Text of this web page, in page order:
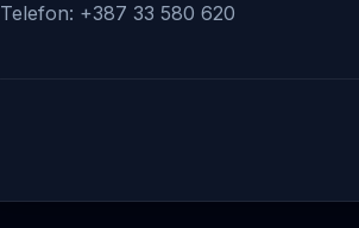
Telefon: +387 33 580 620